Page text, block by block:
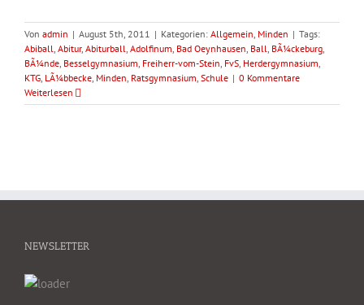
Von admin | August 5th, 2011 | Kategorien: Allgemein, Minden | Tags:
Abiball, Abitur, Abiturball, Adolfinum, Bad Oeynhausen, Ball, BÃ¼ckeburg,
BÃ¼nde, Besselgymnasium, Freiherr-vom-Stein, FvS, Herdergymnasium,
KTG, LÃ¼bbecke, Minden, Ratsgymnasium, Schule | 0 Kommentare
Weiterlesen
NEWSLETTER